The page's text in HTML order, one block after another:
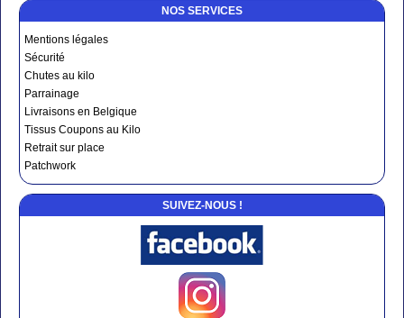
NOS SERVICES
Mentions légales
Sécurité
Chutes au kilo
Parrainage
Livraisons en Belgique
Tissus Coupons au Kilo
Retrait sur place
Patchwork
SUIVEZ-NOUS !